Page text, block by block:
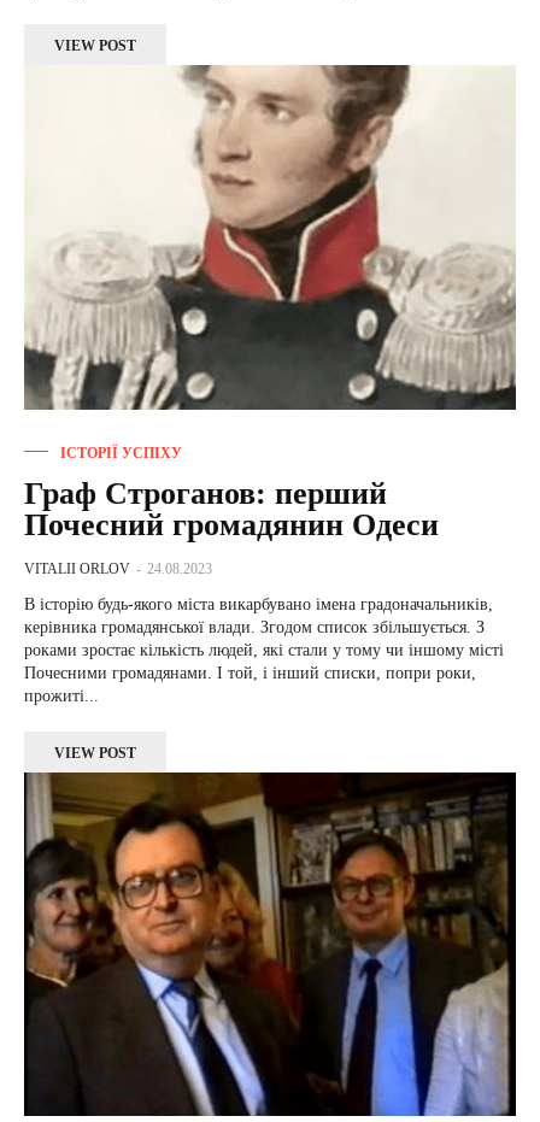
VIEW POST
ІСТОРІЇ УСПІХУ
Граф Строганов: перший
Почесний громадянин Одеси
VITALII ORLOV - 24.08.2023
В історію будь-якого міста викарбувано імена градоначальників,
керівника громадянської влади. Згодом список збільшується. З
роками зростає кількість людей, які стали у тому чи іншому місті
Почесними громадянами. І той, і інший списки, попри роки,
прожиті...
VIEW POST